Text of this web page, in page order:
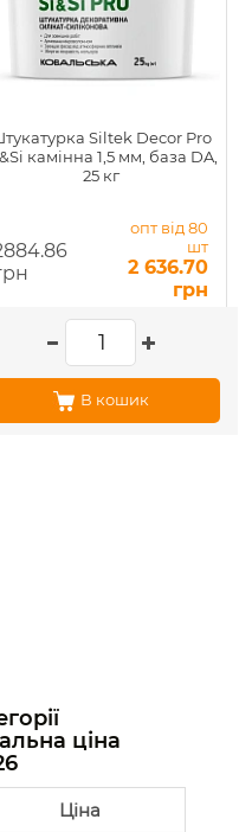
Siltek Decor Pro
камінна 1,5 мм, база DA,
25 кг
опт від 80
шт
2 636.70
грн
В кошик
ціна
Ціна